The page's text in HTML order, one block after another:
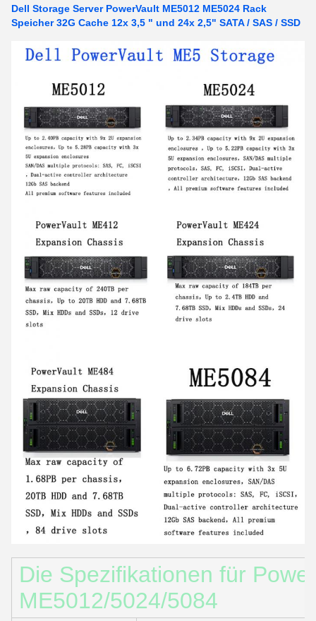
Dell Storage Server PowerVault ME5012 ME5024 Rack
Speicher 32G Cache 12x 3,5 " und 24x 2,5" SATA / SAS / SSD
Die Spezifikationen für
ME5012/5024/5084